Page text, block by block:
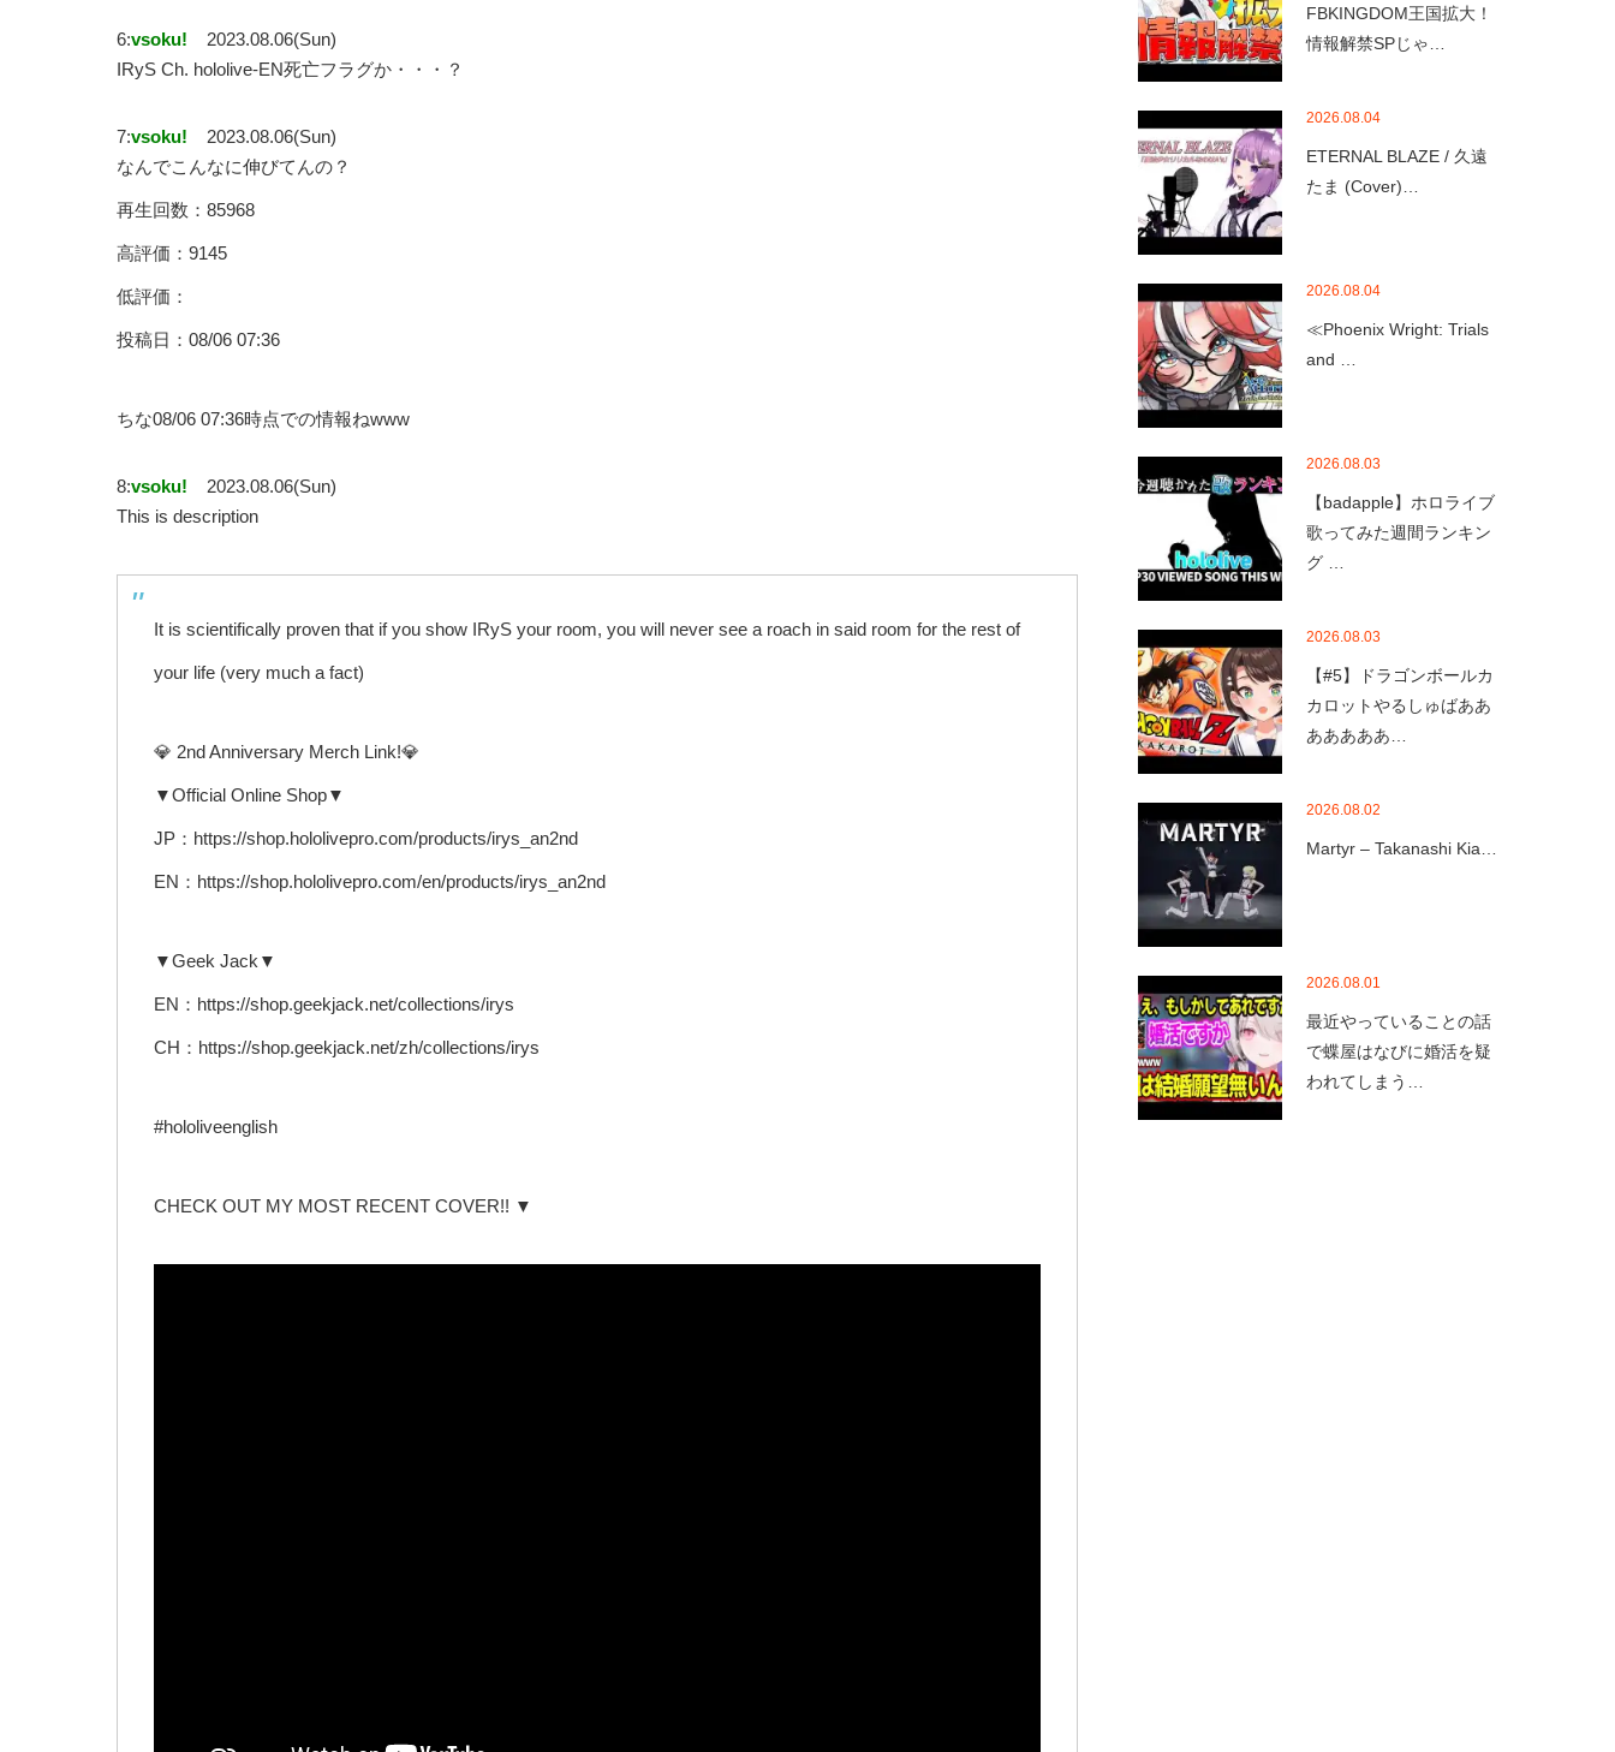
6:vsoku!
2023.08.06(Sun)
IRyS Ch. hololive-EN死亡フラグか・・・？
7:vsoku!
2023.08.06(Sun)
なんでこんなに伸びてんの？
再生回数：85968
高評価：9145
低評価：
投稿日：08/06 07:36
ちな08/06 07:36時点での情報ねwww
8:vsoku!
2023.08.06(Sun)
This is description
It is scientifically proven that if you show IRyS your room, you will never see a roach in said room for the rest of
your life (very much a fact)
💎 2nd Anniversary Merch Link!💎
▼Official Online Shop▼
JP：https://shop.hololivepro.com/products/irys_an2nd
EN：https://shop.hololivepro.com/en/products/irys_an2nd
▼Geek Jack▼
EN：https://shop.geekjack.net/collections/irys
CH：https://shop.geekjack.net/zh/collections/irys
#hololiveenglish
CHECK OUT MY MOST RECENT COVER!! ▼
FBKINGDOM王国拡大！
情報解禁SPじゃ…
2026.08.04
ETERNAL BLAZE / 久遠
たま (Cover)…
2026.08.04
≪Phoenix Wright: Trials
and …
2026.08.03
【badapple】ホロライブ
歌ってみた週間ランキン
グ …
2026.08.03
【#5】ドラゴンボールカ
カロットやるしゅばああ
あああああ…
2026.08.02
Martyr – Takanashi Kia…
2026.08.01
最近やっていることの話
で蝶屋はなびに婚活を疑
われてしまう…